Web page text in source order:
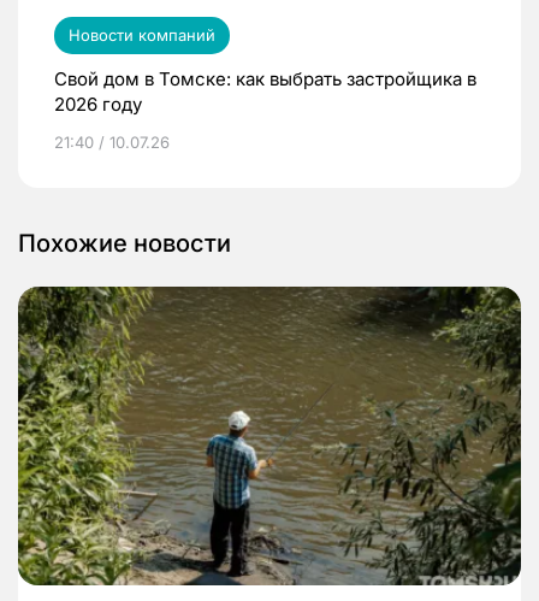
Новости компаний
Свой дом в Томске: как выбрать застройщика в
2026 году
21:40 / 10.07.26
Похожие новости